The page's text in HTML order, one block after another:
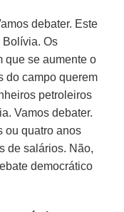
debater. Este
Bolívia. Os
que se aumente o
do campo querem
petroleiros
Vamos debater.
ou quatro anos
de salários. Não,
democrático